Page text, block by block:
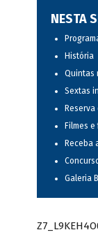
NESTA
História
Quintas
Sextas
Filmes
Receba
Galeria